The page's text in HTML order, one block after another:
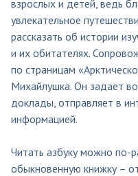
взрослых и детей, ведь
увлекательное
рассказать об истории
и их обитателях.
по страницам
Михайлушка. Он задает
доклады, отправляет в
информацией.
Читать азбуку можно по-
обыкновенную книжку –